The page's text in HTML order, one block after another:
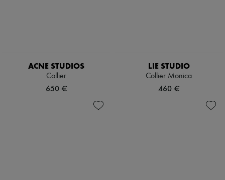
ACNE STUDIOS
Collier
650 €
LIE STUDIO
Collier Monica
460 €